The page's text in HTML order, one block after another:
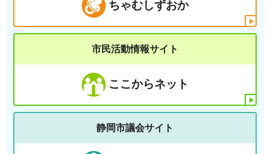
ちゃむしずおか
市民活動情報サイト
ここからネット
静岡市議会サイト